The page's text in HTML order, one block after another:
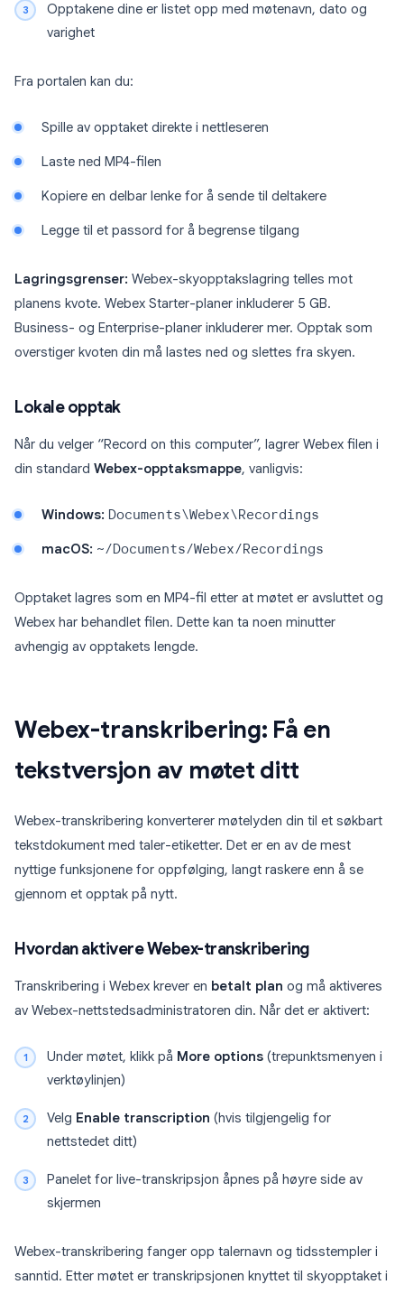
Opptakene dine er listet opp med møtenavn, dato og
varighet
Fra portalen kan du:
Spille av opptaket direkte i nettleseren
Laste ned MP4-filen
Kopiere en delbar lenke for å sende til deltakere
Legge til et passord for å begrense tilgang
Lagringsgrenser: Webex-skyopptakslagring telles mot
planens kvote. Webex Starter-planer inkluderer 5 GB.
Business- og Enterprise-planer inkluderer mer. Opptak som
overstiger kvoten din må lastes ned og slettes fra skyen.
Lokale opptak
Når du velger “Record on this computer”, lagrer Webex filen i
din standard Webex-opptaksmappe, vanligvis:
Windows: Documents\Webex\Recordings
macOS: ~/Documents/Webex/Recordings
Opptaket lagres som en MP4-fil etter at møtet er avsluttet og
Webex har behandlet filen. Dette kan ta noen minutter
avhengig av opptakets lengde.
Webex-transkribering: Få en
tekstversjon av møtet ditt
Webex-transkribering konverterer møtelyden din til et søkbart
tekstdokument med taler-etiketter. Det er en av de mest
nyttige funksjonene for oppfølging, langt raskere enn å se
gjennom et opptak på nytt.
Hvordan aktivere Webex-transkribering
Transkribering i Webex krever en betalt plan og må aktiveres
av Webex-nettstedsadministratoren din. Når det er aktivert:
Under møtet, klikk på More options (trepunktsmenyen i
verktøylinjen)
Velg Enable transcription (hvis tilgjengelig for
nettstedet ditt)
Panelet for live-transkripsjon åpnes på høyre side av
skjermen
Webex-transkribering fanger opp talernavn og tidsstempler i
sanntid. Etter møtet er transkripsjonen knyttet til skyopptaket i